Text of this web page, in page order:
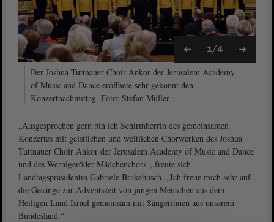
1/4
Der Joshua Tuttnauer Choir Ankor der Jerusalem Academy
of Music and Dance eröffnete sehr gekonnt den
Konzertnachmittag. Foto: Stefan Müller
„Ausgesprochen gern bin ich Schirmherrin des gemeinsamen
Konzertes mit geistlichen und weltlichen Chorwerken des Joshua
Tuttnauer Choir Ankor der Jerusalem Academy of Music and Dance
und des Wernigeröder Mädchenchors“, freute sich
Landtagspräsidentin Gabriele Brakebusch. „Ich freue mich sehr auf
die Gesänge zur Adventszeit von jungen Menschen aus dem
Heiligen Land Israel gemeinsam mit Sängerinnen aus unserem
Bundesland.“